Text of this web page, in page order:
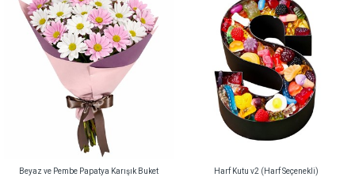
Beyaz ve Pembe Papatya Karışık Buket Harf Kutu v2 (Harf Seçenekli)